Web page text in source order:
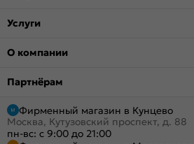
Услуги
О компании
Партнёрам
Фирменный магазин в Кунцево
Москва, Кутузовский проспект, д. 88
пн-вс: с 9:00 до 21:00